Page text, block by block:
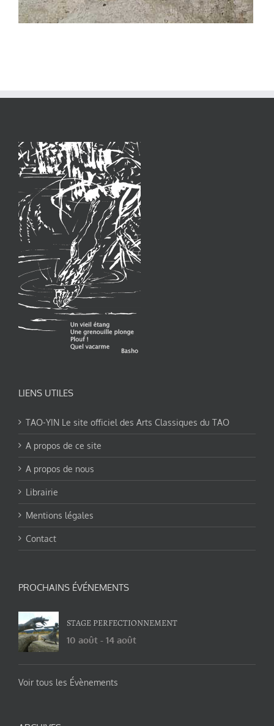
LIENS UTILES
TAO-YIN Le site officiel des Arts Classiques du TAO
A propos de ce site
A propos de nous
Librairie
Mentions légales
Contact
PROCHAINS ÉVÉNEMENTS
STAGE PERFECTIONNEMENT
10 août - 14 août
Voir tous les Évènements